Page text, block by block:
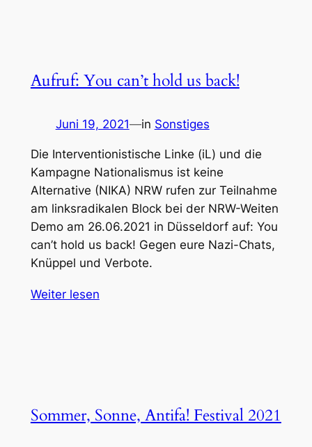
Aufruf: You can’t hold us back!
Juni 19, 2021—in Sonstiges
Die Interventionistische Linke (iL) und die
Kampagne Nationalismus ist keine
Alternative (NIKA) NRW rufen zur Teilnahme
am linksradikalen Block bei der NRW-Weiten
Demo am 26.06.2021 in Düsseldorf auf: You
can’t hold us back! Gegen eure Nazi-Chats,
Knüppel und Verbote.
Weiter lesen
Sommer, Sonne, Antifa! Festival 2021